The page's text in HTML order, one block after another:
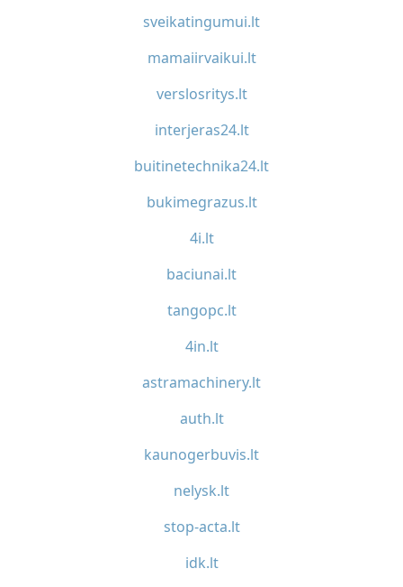
sveikatingumui.lt
mamaiirvaikui.lt
verslosritys.lt
interjeras24.lt
buitinetechnika24.lt
bukimegrazus.lt
4i.lt
baciunai.lt
tangopc.lt
4in.lt
astramachinery.lt
auth.lt
kaunogerbuvis.lt
nelysk.lt
stop-acta.lt
idk.lt